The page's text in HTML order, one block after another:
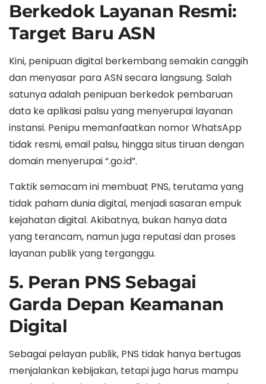
Berkedok Layanan Resmi:
Target Baru ASN
Kini, penipuan digital berkembang semakin canggih
dan menyasar para ASN secara langsung. Salah
satunya adalah penipuan berkedok pembaruan
data ke aplikasi palsu yang menyerupai layanan
instansi. Penipu memanfaatkan nomor WhatsApp
tidak resmi, email palsu, hingga situs tiruan dengan
domain menyerupai “.go.id”.
Taktik semacam ini membuat PNS, terutama yang
tidak paham dunia digital, menjadi sasaran empuk
kejahatan digital. Akibatnya, bukan hanya data
yang terancam, namun juga reputasi dan proses
layanan publik yang terganggu.
5. Peran PNS Sebagai
Garda Depan Keamanan
Digital
Sebagai pelayan publik, PNS tidak hanya bertugas
menjalankan kebijakan, tetapi juga harus mampu